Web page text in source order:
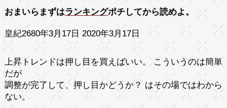
おまいらまずはランキングポチしてから読めよ。
皇紀2680年3月17日 2020年3月17日
上昇トレンドは押し目を買えばいい。 こういうのは簡単
だが
調整が完了して、押し目かどうか？ はその場ではわから
ない。